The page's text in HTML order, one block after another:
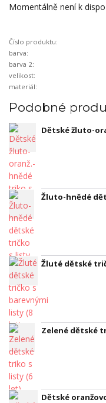
Momentálně není k
Číslo produktu:
barva:
barva 2:
velikost:
materiál:
Podobné
Dětské žluto-
Žluto-hnědé
Žluté dětské
Zelené dětské
Dětské